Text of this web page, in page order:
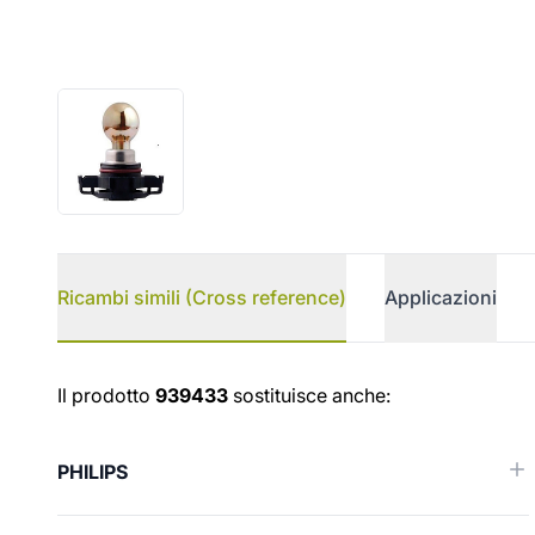
Ricambi simili (Cross reference) Applicazioni
Ricambi simili (Cross reference)
Il prodotto 939433 sostituisce anche:
PHILIPS